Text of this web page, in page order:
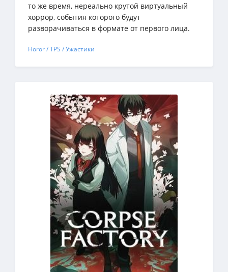
то же время, нереально крутой виртуальный
хоррор, события которого будут
разворачиваться в формате от первого лица.
Horor / TPS / Ужастики